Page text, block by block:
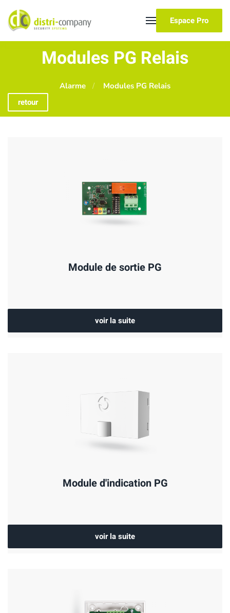
Skip to main content
Espace Pro
Modules PG Relais
Alarme Modules PG Relais
retour
Module de sortie PG
voir la suite
Module d'indication PG
voir la suite